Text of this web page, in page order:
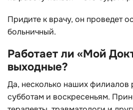
Придите к врачу, он проведет
больничный.
Работает ли «Мой
выходные?
Да, несколько наших филиалов
субботам и воскресеньям.